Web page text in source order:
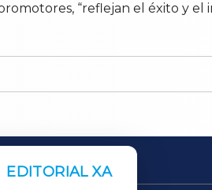
“reflejan el éxito y el
EDITORIAL XA